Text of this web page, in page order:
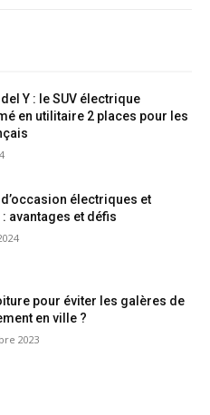
Y : le SUV électrique
en utilitaire 2 places pour les
électriques et
avantages et défis
pour éviter les galères de
en ville ?
2023